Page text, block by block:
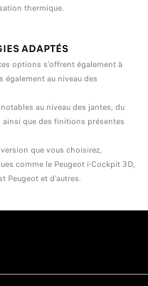
thermique.
ADAPTÉS
options s’offrent également à
également au niveau des
au niveau des jantes, du
que des finitions présentes
que vous choisirez,
comme le Peugeot i-Cockpit 3D,
Peugeot et d’autres.